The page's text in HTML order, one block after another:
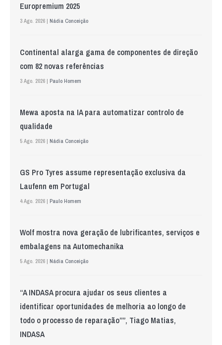
Europremium 2025
3 Ago. 2026 | Nádia Conceição
Continental alarga gama de componentes de direção
com 82 novas referências
3 Ago. 2026 | Paulo Homem
Mewa aposta na IA para automatizar controlo de
qualidade
5 Ago. 2026 | Nádia Conceição
GS Pro Tyres assume representação exclusiva da
Laufenn em Portugal
4 Ago. 2026 | Paulo Homem
Wolf mostra nova geração de lubrificantes, serviços e
embalagens na Automechanika
5 Ago. 2026 | Nádia Conceição
“A INDASA procura ajudar os seus clientes a
identificar oportunidades de melhoria ao longo de
todo o processo de reparação””, Tiago Matias,
INDASA